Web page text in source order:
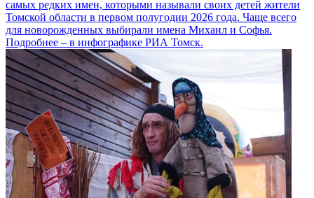
самых редких имен, которыми называли своих детей жители
Томской области в первом полугодии 2026 года. Чаще всего
для новорожденных выбирали имена Михаил и Софья.
Подробнее – в инфографике РИА Томск.